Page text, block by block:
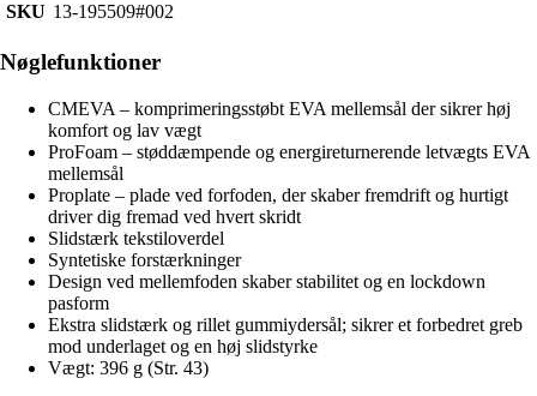
SKU 13-195509#002
Nøglefunktioner
CMEVA – komprimeringsstøbt EVA mellemsål der sikrer høj
komfort og lav vægt
ProFoam – støddæmpende og energireturnerende letvægts EVA
mellemsål
Proplate – plade ved forfoden, der skaber fremdrift og hurtigt
driver dig fremad ved hvert skridt
Slidstærk tekstiloverdel
Syntetiske forstærkninger
Design ved mellemfoden skaber stabilitet og en lockdown
pasform
Ekstra slidstærk og rillet gummiydersål; sikrer et forbedret greb
mod underlaget og en høj slidstyrke
Vægt: 396 g (Str. 43)